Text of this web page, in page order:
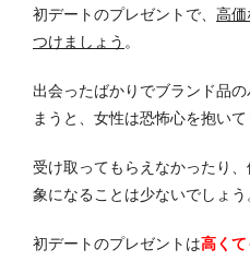
初デートのプレゼントで、 高価
つけましょう 。
出会ったばかりでブランド品
まうと、女性は恐怖心を抱いて
受け取ってもらえなかったり
象になることは少ないでしょう
初デートのプレゼントは高く